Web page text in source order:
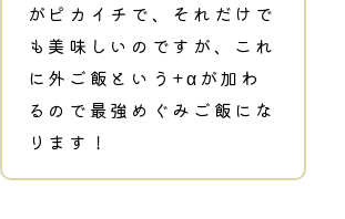
がピカイチで、それだけで
も美味しいのですが、これ
に外ご飯という+αが加わ
るので最強めぐみご飯にな
ります！